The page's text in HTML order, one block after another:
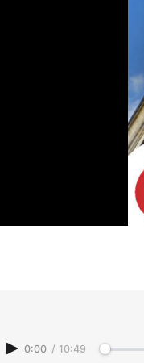
0:00 / 10:49